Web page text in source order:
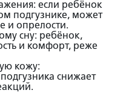
если ребёнок
подгузнике, может
и опрелости.
сну: ребёнок,
и комфорт, реже
кожу:
снижает